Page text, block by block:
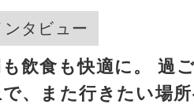
ンタビュー
飲食も快適に。 過
で、また行きたい場